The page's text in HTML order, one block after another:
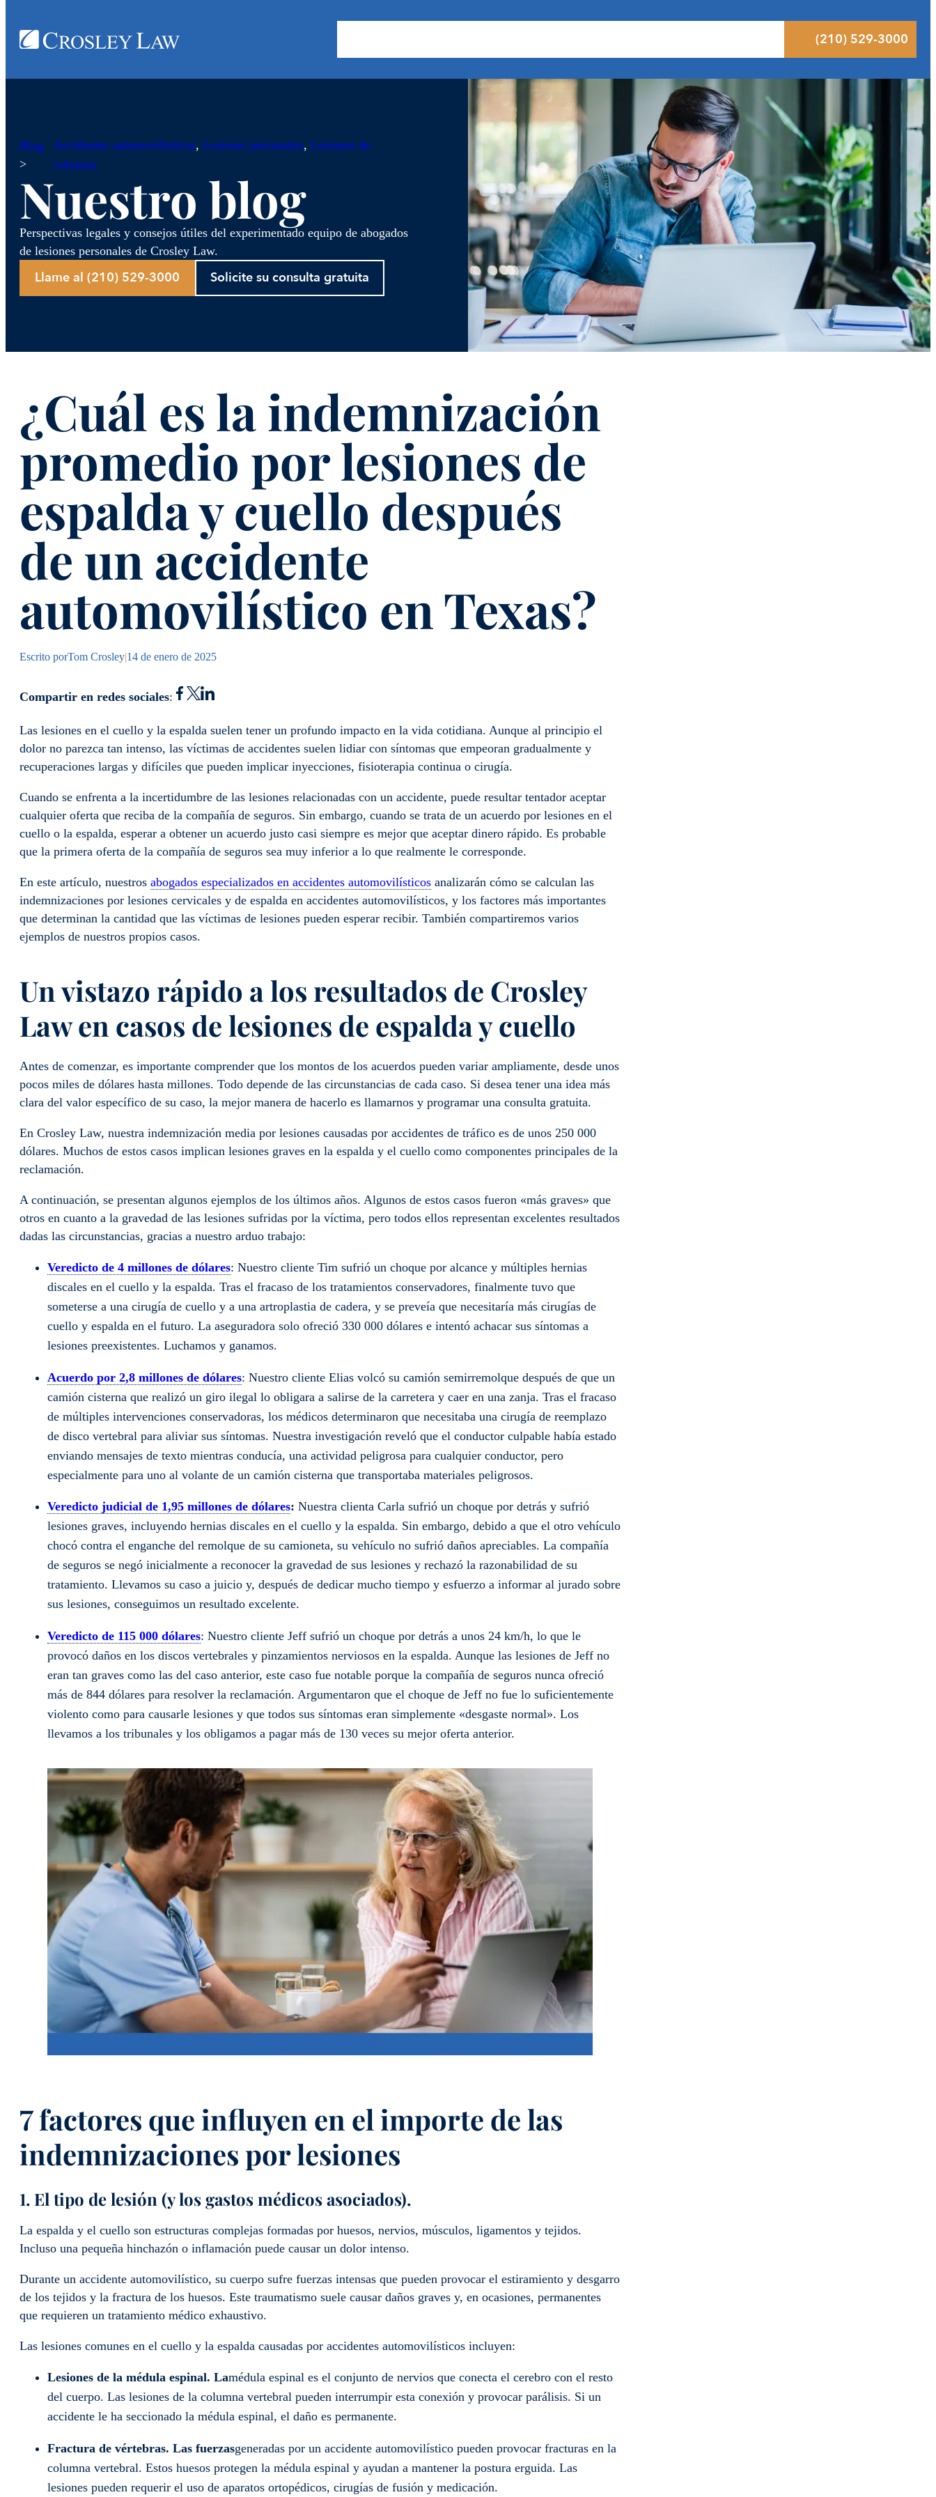
(210) 529-3000
Blog
>
Accidentes automovilísticos, Lesiones personales, Lesiones de
columna
Nuestro blog
Perspectivas legales y consejos útiles del experimentado equipo de abogados
de lesiones personales de Crosley Law.
Llame al (210) 529-3000 Solicite su consulta gratuita
¿Cuál es la indemnización
promedio por lesiones de
espalda y cuello después
de un accidente
automovilístico en Texas?
Escrito porTom Crosley|14 de enero de 2025
Compartir en redes sociales:
Las lesiones en el cuello y la espalda suelen tener un profundo impacto en la vida cotidiana. Aunque al principio el
dolor no parezca tan intenso, las víctimas de accidentes suelen lidiar con síntomas que empeoran gradualmente y
recuperaciones largas y difíciles que pueden implicar inyecciones, fisioterapia continua o cirugía.
Cuando se enfrenta a la incertidumbre de las lesiones relacionadas con un accidente, puede resultar tentador aceptar
cualquier oferta que reciba de la compañía de seguros. Sin embargo, cuando se trata de un acuerdo por lesiones en el
cuello o la espalda, esperar a obtener un acuerdo justo casi siempre es mejor que aceptar dinero rápido. Es probable
que la primera oferta de la compañía de seguros sea muy inferior a lo que realmente le corresponde.
En este artículo, nuestros abogados especializados en accidentes automovilísticos analizarán cómo se calculan las
indemnizaciones por lesiones cervicales y de espalda en accidentes automovilísticos, y los factores más importantes
que determinan la cantidad que las víctimas de lesiones pueden esperar recibir. También compartiremos varios
ejemplos de nuestros propios casos.
Un vistazo rápido a los resultados de Crosley
Law en casos de lesiones de espalda y cuello
Antes de comenzar, es importante comprender que los montos de los acuerdos pueden variar ampliamente, desde unos
pocos miles de dólares hasta millones. Todo depende de las circunstancias de cada caso. Si desea tener una idea más
clara del valor específico de su caso, la mejor manera de hacerlo es llamarnos y programar una consulta gratuita.
En Crosley Law, nuestra indemnización media por lesiones causadas por accidentes de tráfico es de unos 250 000
dólares. Muchos de estos casos implican lesiones graves en la espalda y el cuello como componentes principales de la
reclamación.
A continuación, se presentan algunos ejemplos de los últimos años. Algunos de estos casos fueron «más graves» que
otros en cuanto a la gravedad de las lesiones sufridas por la víctima, pero todos ellos representan excelentes resultados
dadas las circunstancias, gracias a nuestro arduo trabajo:
Veredicto de 4 millones de dólares: Nuestro cliente Tim sufrió un choque por alcance y múltiples hernias
discales en el cuello y la espalda. Tras el fracaso de los tratamientos conservadores, finalmente tuvo que
someterse a una cirugía de cuello y a una artroplastia de cadera, y se preveía que necesitaría más cirugías de
cuello y espalda en el futuro. La aseguradora solo ofreció 330 000 dólares e intentó achacar sus síntomas a
lesiones preexistentes. Luchamos y ganamos.
Acuerdo por 2,8 millones de dólares: Nuestro cliente Elias volcó su camión semirremolque después de que un
camión cisterna que realizó un giro ilegal lo obligara a salirse de la carretera y caer en una zanja. Tras el fracaso
de múltiples intervenciones conservadoras, los médicos determinaron que necesitaba una cirugía de reemplazo
de disco vertebral para aliviar sus síntomas. Nuestra investigación reveló que el conductor culpable había estado
enviando mensajes de texto mientras conducía, una actividad peligrosa para cualquier conductor, pero
especialmente para uno al volante de un camión cisterna que transportaba materiales peligrosos.
Veredicto judicial de 1,95 millones de dólares: Nuestra clienta Carla sufrió un choque por detrás y sufrió
lesiones graves, incluyendo hernias discales en el cuello y la espalda. Sin embargo, debido a que el otro vehículo
chocó contra el enganche del remolque de su camioneta, su vehículo no sufrió daños apreciables. La compañía
de seguros se negó inicialmente a reconocer la gravedad de sus lesiones y rechazó la razonabilidad de su
tratamiento. Llevamos su caso a juicio y, después de dedicar mucho tiempo y esfuerzo a informar al jurado sobre
sus lesiones, conseguimos un resultado excelente.
Veredicto de 115 000 dólares: Nuestro cliente Jeff sufrió un choque por detrás a unos 24 km/h, lo que le
provocó daños en los discos vertebrales y pinzamientos nerviosos en la espalda. Aunque las lesiones de Jeff no
eran tan graves como las del caso anterior, este caso fue notable porque la compañía de seguros nunca ofreció
más de 844 dólares para resolver la reclamación. Argumentaron que el choque de Jeff no fue lo suficientemente
violento como para causarle lesiones y que todos sus síntomas eran simplemente «desgaste normal». Los
llevamos a los tribunales y los obligamos a pagar más de 130 veces su mejor oferta anterior.
7 factores que influyen en el importe de las
indemnizaciones por lesiones
1. El tipo de lesión (y los gastos médicos asociados).
La espalda y el cuello son estructuras complejas formadas por huesos, nervios, músculos, ligamentos y tejidos.
Incluso una pequeña hinchazón o inflamación puede causar un dolor intenso.
Durante un accidente automovilístico, su cuerpo sufre fuerzas intensas que pueden provocar el estiramiento y desgarro
de los tejidos y la fractura de los huesos. Este traumatismo suele causar daños graves y, en ocasiones, permanentes
que requieren un tratamiento médico exhaustivo.
Las lesiones comunes en el cuello y la espalda causadas por accidentes automovilísticos incluyen:
Lesiones de la médula espinal. Lamédula espinal es el conjunto de nervios que conecta el cerebro con el resto
del cuerpo. Las lesiones de la columna vertebral pueden interrumpir esta conexión y provocar parálisis. Si un
accidente le ha seccionado la médula espinal, el daño es permanente.
Fractura de vértebras. Las fuerzasgeneradas por un accidente automovilístico pueden provocar fracturas en la
columna vertebral. Estos huesos protegen la médula espinal y ayudan a mantener la postura erguida. Las
lesiones pueden requerir el uso de aparatos ortopédicos, cirugías de fusión y medicación.